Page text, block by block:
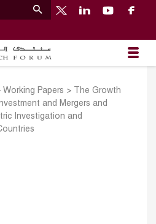
Working Papers >
The Growth
and Mergers and
Investigation and